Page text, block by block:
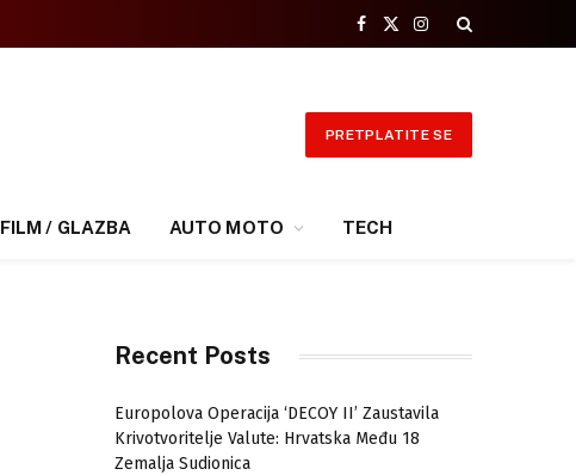
Facebook
X
Instagram
PRETPLATITE SE
FILM / GLAZBA AUTO MOTO TECH
Recent Posts
Europolova Operacija ‘DECOY II’ Zaustavila
Krivotvoritelje Valute: Hrvatska Među 18
Zemalja Sudionica